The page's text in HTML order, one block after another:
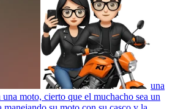
una
una moto, cierto que el muchacho sea un